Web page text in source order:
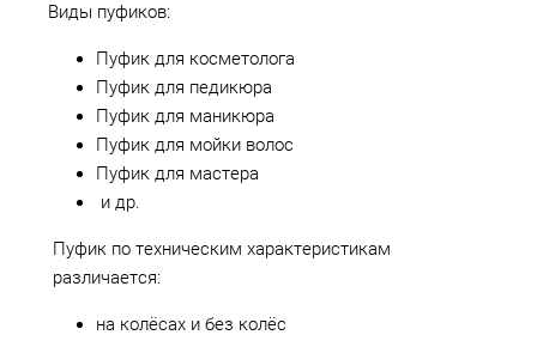
Виды пуфиков:
Пуфик для косметолога
Пуфик для педикюра
Пуфик для маникюра
Пуфик для мойки волос
Пуфик для мастера
и др.
Пуфик по техническим характеристикам
различается:
на колёсах и без колёс